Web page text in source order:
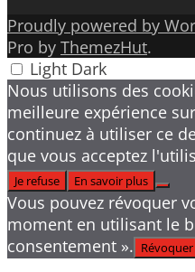
Proudly powered by
Pro by ThemezHut.
Light Dark
Nous utilisons des
meilleure expérience
continuez à utiliser ce
que vous acceptez
Je refuse
En savoir plus
Vous pouvez révoquer
moment en utilisant le
consentement ».